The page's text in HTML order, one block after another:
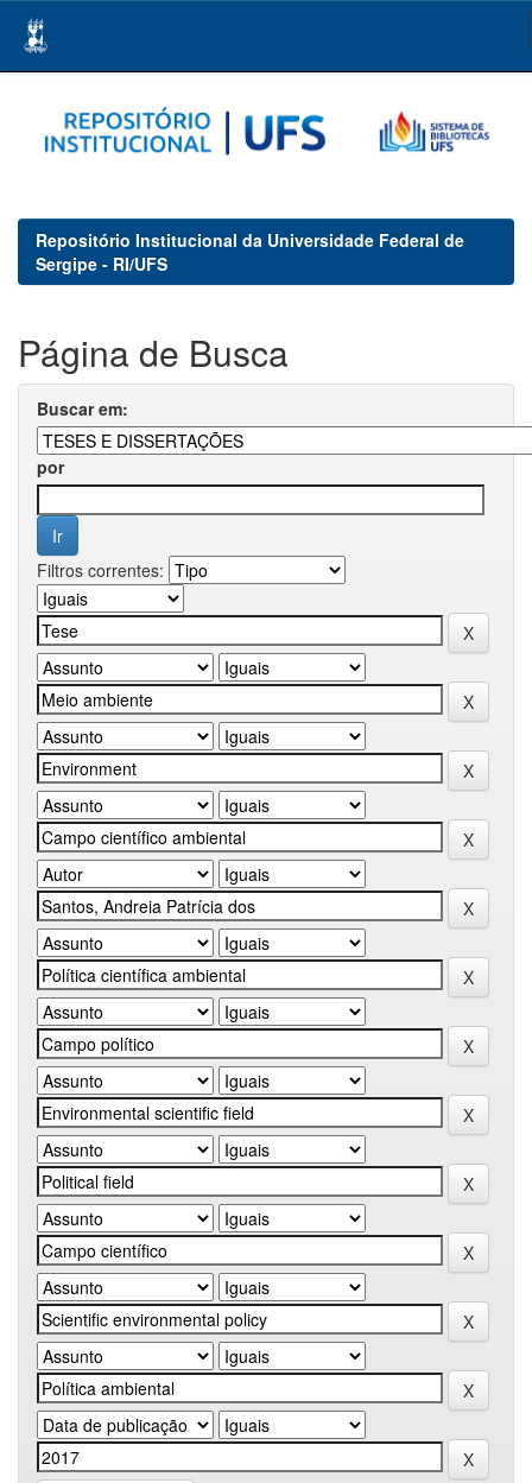
navigation
Repositório Institucional da Universidade Federal de
Sergipe - RI/UFS
Página de Busca
Buscar em:
por
Filtros correntes: